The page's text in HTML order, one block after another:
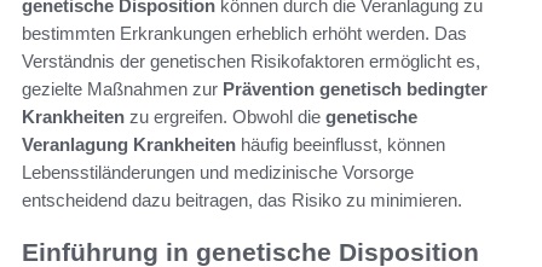
genetische Disposition können durch die Veranlagung zu
bestimmten Erkrankungen erheblich erhöht werden. Das
Verständnis der genetischen Risikofaktoren ermöglicht es,
gezielte Maßnahmen zur Prävention genetisch bedingter
Krankheiten zu ergreifen. Obwohl die genetische
Veranlagung Krankheiten häufig beeinflusst, können
Lebensstiländerungen und medizinische Vorsorge
entscheidend dazu beitragen, das Risiko zu minimieren.
Einführung in genetische Disposition